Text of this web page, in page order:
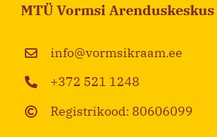
MTÜ Vormsi Arenduskeskus
info@vormsikraam.ee
+372 521 1248
Registrikood: 80606099